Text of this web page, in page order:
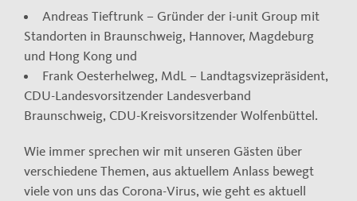
Andreas Tieftrunk – Gründer der i-unit Group mit
Standorten in Braunschweig, Hannover, Magdeburg
und Hong Kong und
Frank Oesterhelweg, MdL – Landtagsvizepräsident,
CDU-Landesvorsitzender Landesverband
Braunschweig, CDU-Kreisvorsitzender Wolfenbüttel.
Wie immer sprechen wir mit unseren Gästen über
verschiedene Themen, aus aktuellem Anlass bewegt
viele von uns das Corona-Virus, wie geht es aktuell